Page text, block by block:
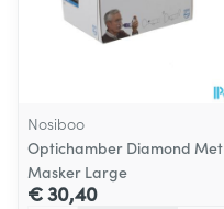
Nosiboo
Optichamber Diamond Met
Masker Large
€ 30,40